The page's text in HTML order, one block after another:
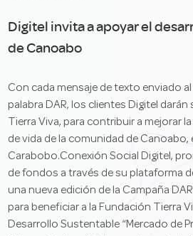
Digitel invita a apoyar el
de Canoabo
Con cada mensaje de texto enviado
palabra DAR, los clientes Digitel
Tierra Viva, para contribuir a mejorar
de vida de la comunidad de Canoabo,
Carabobo.Conexión Social Digitel,
de fondos a través de su plataforma
una nueva edición de la Campaña
para beneficiar a la Fundación Tierra
Desarrollo Sustentable “Mercado de